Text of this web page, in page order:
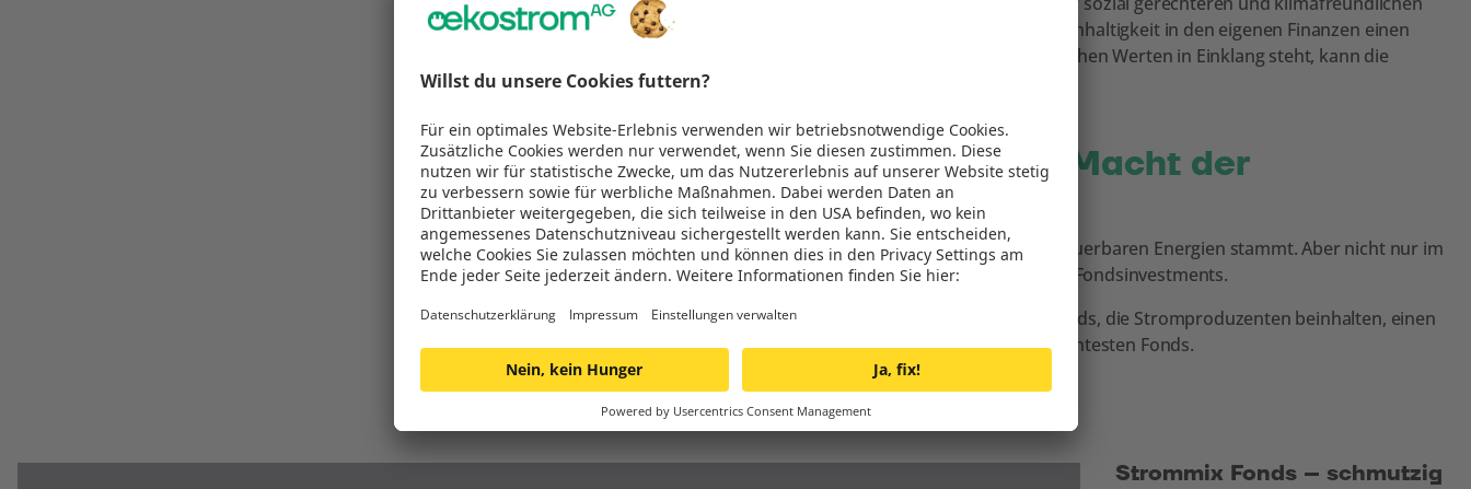
Welt zu bewegen. Hier kann jede*r mit der Entscheidung zu mehr Nachhaltigkeit in den eigenen Finanzen einen
Beitrag leisten. Um das Fondsprodukt zu finden, das mit den persönlichen Werten in Einklang steht, kann die
Vergleichsplattformcleanvest.org
Ein Beispiel aus der Praxis: Die Macht der
Kleinanleger*innen
Immer mehr Menschen ist es wichtig, dass der eigene Strom aus erneuerbaren Energien stammt. Aber nicht nur im
Eigenheim kann auf den Strommix geachtet werden, sondern auch in Fondsinvestments.
Laut einer neuen CLEANVEST-Analyse haben die 10 nachhaltigsten Fonds, die Stromproduzenten beinhalten, einen
doppelten so hohen Anteil an erneuerbaren Energien als die 10 schlechtesten Fonds.
Strommix Fonds – schmutzig